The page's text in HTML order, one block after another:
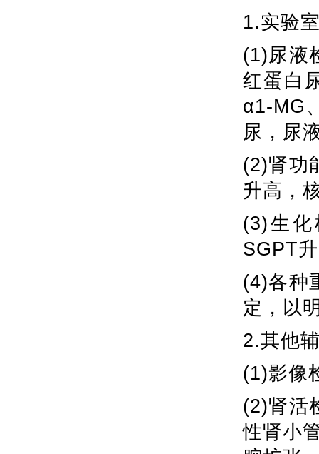
1.实验
(1)尿液
红蛋白
α1-MG
尿，尿
(2)肾功
升高，
(3)生
SGPT
(4)各种
定，以
2.其他
(1)影像
(2)肾活
性肾小